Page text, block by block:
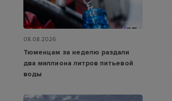
08.08.2026
Тюменцам за неделю раздали
два миллиона литров питьевой
воды